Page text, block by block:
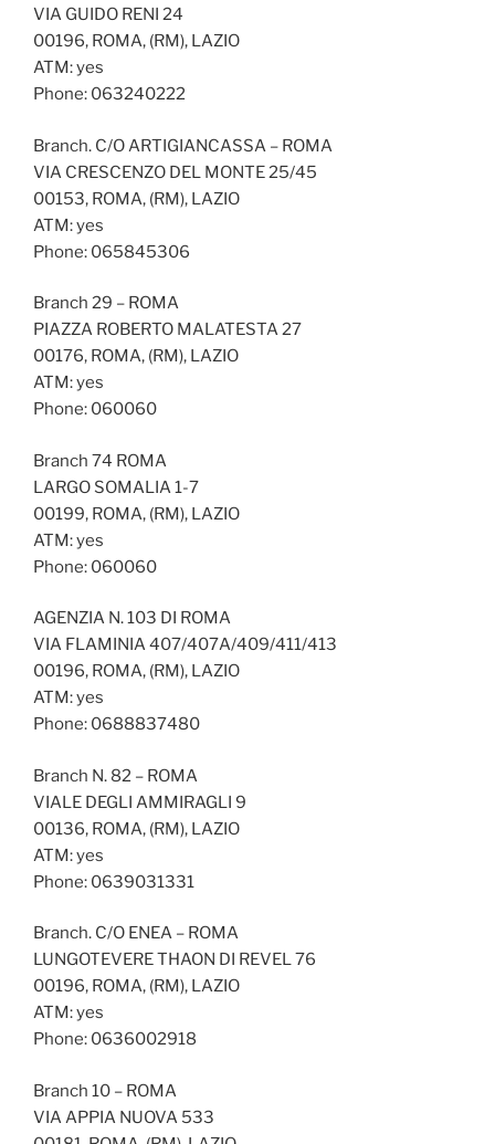
VIA GUIDO RENI 24
00196, ROMA, (RM), LAZIO
ATM: yes
Phone: 063240222
Branch. C/O ARTIGIANCASSA – ROMA
VIA CRESCENZO DEL MONTE 25/45
00153, ROMA, (RM), LAZIO
ATM: yes
Phone: 065845306
Branch 29 – ROMA
PIAZZA ROBERTO MALATESTA 27
00176, ROMA, (RM), LAZIO
ATM: yes
Phone: 060060
Branch 74 ROMA
LARGO SOMALIA 1-7
00199, ROMA, (RM), LAZIO
ATM: yes
Phone: 060060
AGENZIA N. 103 DI ROMA
VIA FLAMINIA 407/407A/409/411/413
00196, ROMA, (RM), LAZIO
ATM: yes
Phone: 0688837480
Branch N. 82 – ROMA
VIALE DEGLI AMMIRAGLI 9
00136, ROMA, (RM), LAZIO
ATM: yes
Phone: 0639031331
Branch. C/O ENEA – ROMA
LUNGOTEVERE THAON DI REVEL 76
00196, ROMA, (RM), LAZIO
ATM: yes
Phone: 0636002918
Branch 10 – ROMA
VIA APPIA NUOVA 533